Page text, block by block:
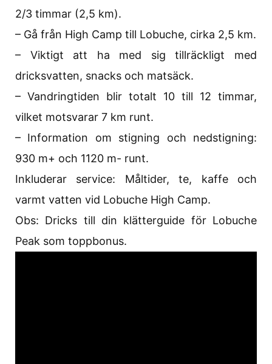
2/3 timmar (2,5 km).
– Gå från High Camp till Lobuche, cirka 2,5 km.
– Viktigt att ha med sig tillräckligt med
dricksvatten, snacks och matsäck.
– Vandringtiden blir totalt 10 till 12 timmar,
vilket motsvarar 7 km runt.
– Information om stigning och nedstigning:
930 m+ och 1120 m- runt.
Inkluderar service: Måltider, te, kaffe och
varmt vatten vid Lobuche High Camp.
Obs: Dricks till din klätterguide för Lobuche
Peak som toppbonus.